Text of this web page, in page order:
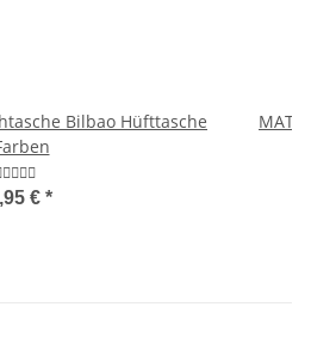
Bilbao Hüfttasche
€ *